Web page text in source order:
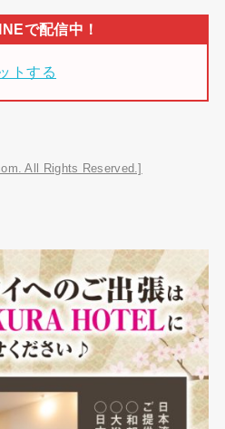
トする
All Rights Reserved.]